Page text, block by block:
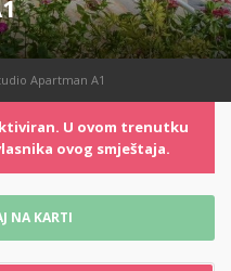
Apartman A1
U ovom trenutku
ovog smještaja.
NA KARTI